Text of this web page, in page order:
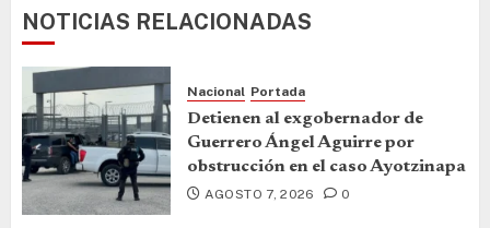
NOTICIAS RELACIONADAS
Nacional Portada
Detienen al exgobernador de
Guerrero Ángel Aguirre por
obstrucción en el caso Ayotzinapa
AGOSTO 7, 2026 0